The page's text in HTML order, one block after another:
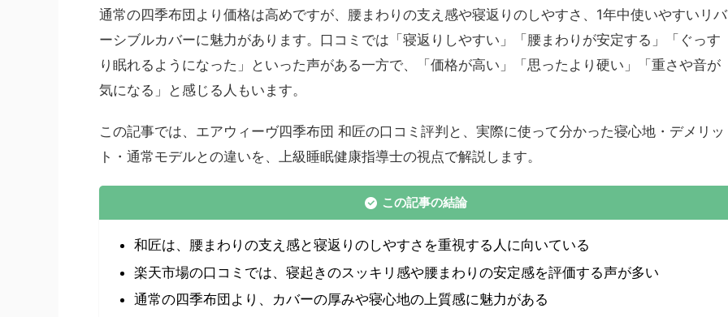
通常の四季布団より価格は高めですが、腰まわりの支え感や寝返りのしやすさ、1年中使いやすいリバ
ーシブルカバーに魅力があります。口コミでは「寝返りしやすい」「腰まわりが安定する」「ぐっす
り眠れるようになった」といった声がある一方で、「価格が高い」「思ったより硬い」「重さや音が
気になる」と感じる人もいます。
この記事では、エアウィーヴ四季布団 和匠の口コミ評判と、実際に使って分かった寝心地・デメリッ
ト・通常モデルとの違いを、上級睡眠健康指導士の視点で解説します。
この記事の結論
和匠は、腰まわりの支え感と寝返りのしやすさを重視する人に向いている
楽天市場の口コミでは、寝起きのスッキリ感や腰まわりの安定感を評価する声が多い
通常の四季布団より、カバーの厚みや寝心地の上質感に魅力がある